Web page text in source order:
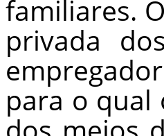
familiares.
privada
para o